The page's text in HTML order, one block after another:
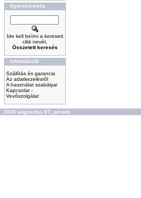
Gyorskeresés
Ide kell beírni a keresett
cikk nevét.
Összetett keresés
Információk
Szállítás és garancia
Az adatkezelésről
A használat szabályai
Kapcsolat -
Vevőszolgálat
2026 augusztus 07, péntek